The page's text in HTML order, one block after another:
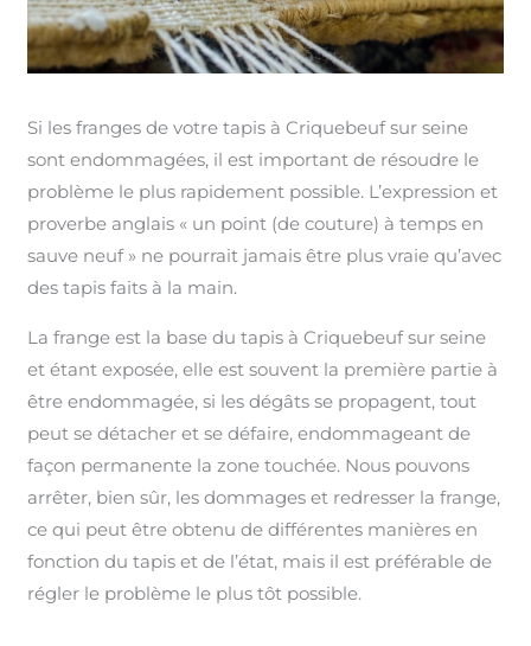
Si les franges de votre tapis à Criquebeuf sur seine
sont endommagées, il est important de résoudre le
problème le plus rapidement possible. L’expression et
proverbe anglais « un point (de couture) à temps en
sauve neuf » ne pourrait jamais être plus vraie qu’avec
des tapis faits à la main.
La frange est la base du tapis à Criquebeuf sur seine
et étant exposée, elle est souvent la première partie à
être endommagée, si les dégâts se propagent, tout
peut se détacher et se défaire, endommageant de
façon permanente la zone touchée. Nous pouvons
arrêter, bien sûr, les dommages et redresser la frange,
ce qui peut être obtenu de différentes manières en
fonction du tapis et de l’état, mais il est préférable de
régler le problème le plus tôt possible.